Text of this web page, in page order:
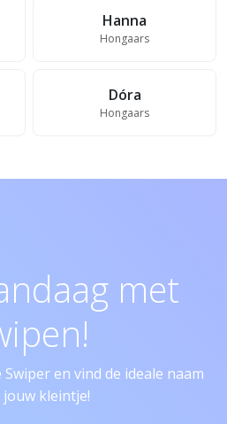
Hanna
Hongaars
Dóra
Hongaars
met
en vind de ideale naam
kleintje!